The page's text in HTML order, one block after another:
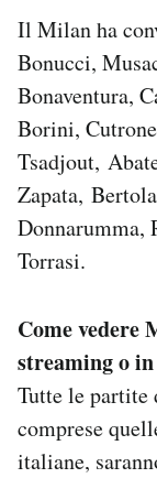
Il Milan ha
Bonucci,
Bonaventura,
Borini,
Tsadjout,
Zapata,
Donnarumma,
Torrasi.
Come vedere
streaming o
Tutte le partite
comprese
italiane,